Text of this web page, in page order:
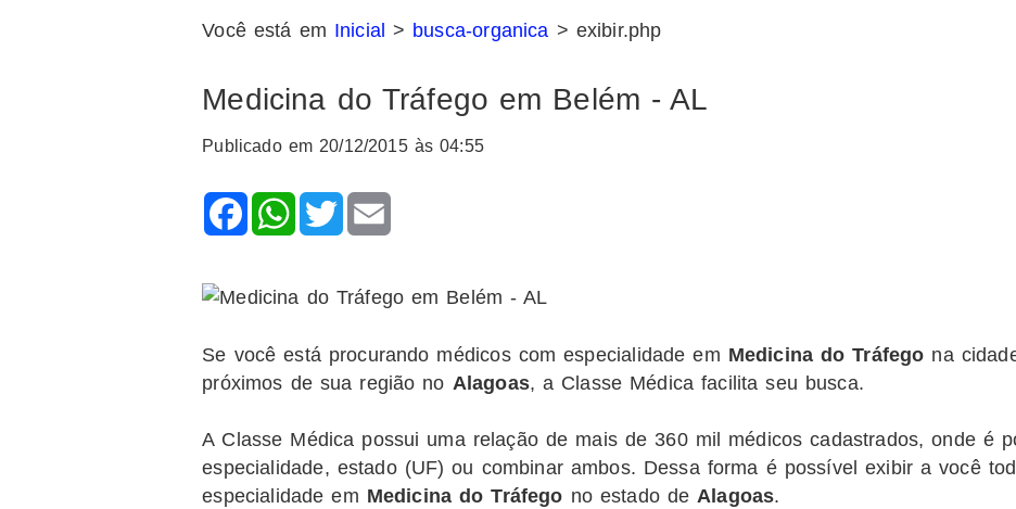
Você está em Inicial > busca-organica > exibir.php
Medicina do Tráfego em Belém - AL
Publicado em 20/12/2015 às 04:55
FacebookWhatsApp
Twitter
Se você está procurando médicos com especialidade em Medicina do Tráfego na
próximos de sua região no Alagoas, a Classe Médica facilita seu busca.
A Classe Médica possui uma relação de mais de 360 mil médicos cadastrados, onde é
especialidade, estado (UF) ou combinar ambos. Dessa forma é possível exibir a você
especialidade em Medicina do Tráfego no estado deAlagoas.